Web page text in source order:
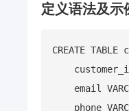
定义语法及示
CREATE
email
phone